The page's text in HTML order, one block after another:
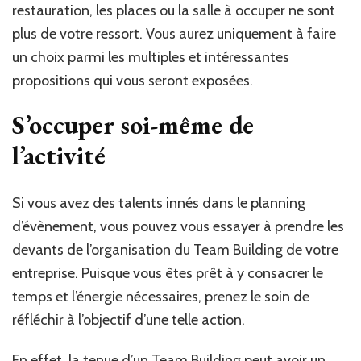
restauration, les places ou la salle à occuper ne sont
plus de votre ressort. Vous aurez uniquement à faire
un choix parmi les multiples et intéressantes
propositions qui vous seront exposées.
S’occuper soi-même de
l’activité
Si vous avez des talents innés dans le planning
d’évènement, vous pouvez vous essayer à prendre les
devants de l’organisation du Team Building de votre
entreprise. Puisque vous êtes prêt à y consacrer le
temps et l’énergie nécessaires, prenez le soin de
réfléchir à l’objectif d’une telle action.